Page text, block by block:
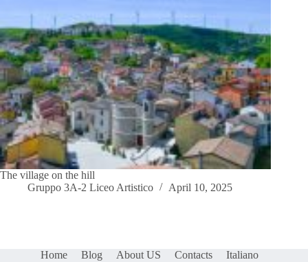
The village on the hill
Gruppo 3A-2 Liceo Artistico
April 10, 2025
Home Blog About US Contacts Italiano